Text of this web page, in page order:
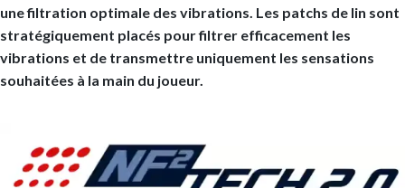
une filtration optimale des vibrations. Les patchs de lin sont
stratégiquement placés pour filtrer efficacement les
vibrations et de transmettre uniquement les sensations
souhaitées à la main du joueur.